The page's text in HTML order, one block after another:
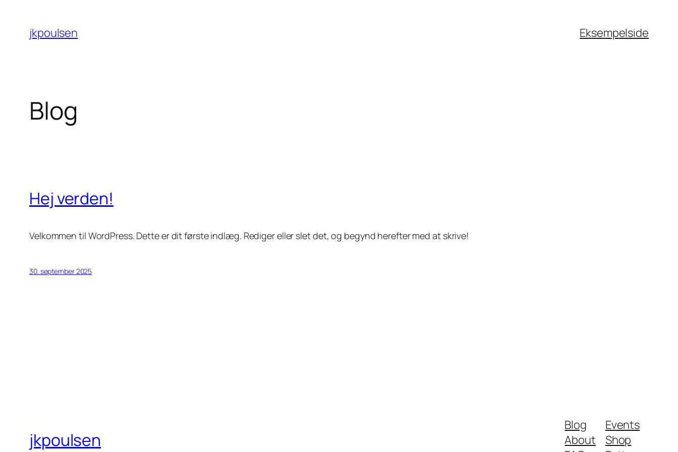
indhold
jkpoulsen Eksempelside
Blog
Hej verden!
Velkommen til WordPress. Dette er dit første indlæg. Rediger eller slet det, og begynd herefter med at skrive!
30. september 2025
jkpoulsen
Blog
About
Events
Shop